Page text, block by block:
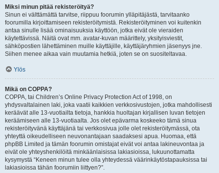
Miksi minun pitää rekisteröityä?
Sinun ei välttämättä tarvitse, riippuu foorumin ylläpitäjästä, tarvitaanko
foorumilla kirjoittamiseen rekisteröitymistä. Rekisteröityminen voi kuitenkin
antaa sinulle lisää ominaisuuksia käyttöön, jotka eivät ole vieraiden
käytettävissä. Näitä ovat mm. avatar-kuvan määrittely, yksityisviestit,
sähköpostien lähettäminen muille käyttäjille, käyttäjäryhmien jäsenyys jne.
Siihen menee aikaa vain muutamia hetkiä, joten se on suositeltavaa.
Ylös
Mikä on COPPA?
COPPA, tai Children’s Online Privacy Protection Act of 1998, on
yhdysvaltalainen laki, joka vaatii kaikkien verkkosivustojen, jotka mahdollisesti
keräävät alle 13-vuotiailta tietoja, hankkia huoltajan kirjallisen luvan tietojen
keräämiseen alle 13-vuotiaalta. Jos olet epävarma koskeeko tämä sinua
rekisteröityvänä käyttäjänä tai verkkosivua jolle olet rekisteröitymässä, ota
yhteyttä oikeudelliseen neuvonantajaan saadaksesi apua. Huomaa, että
phpBB Limited ja tämän foorumin omistajat eivät voi antaa lakineuvontaa ja
eivät ole yhteyshenkilöitä minkäänlaisissa lakiasioissa, lukuunottamatta
kysymystä “Keneen minun tulee olla yhteydessä väärinkäytöstapauksissa tai
lakiasioissa tähän foorumiin liittyen?”.